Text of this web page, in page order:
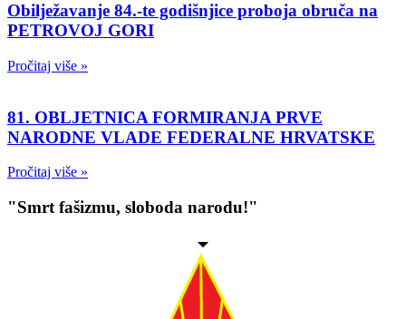
Obilježavanje 84.-te godišnjice proboja obruča na
PETROVOJ GORI
Pročitaj više »
81. OBLJETNICA FORMIRANJA PRVE
NARODNE VLADE FEDERALNE HRVATSKE
Pročitaj više »
"Smrt fašizmu, sloboda narodu!"